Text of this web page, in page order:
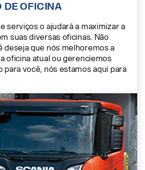
DE OFICINA
serviços o ajudará a maximizar a
suas diversas oficinas. Não
deseja que nós melhoremos a
oficina atual ou gerenciemos
para você, nós estamos aqui para